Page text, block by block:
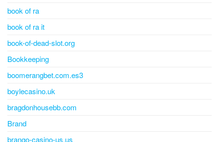
book of ra
book of ra it
book-of-dead-slot.org
Bookkeeping
boomerangbet.com.es3
boylecasino.uk
bragdonhousebb.com
Brand
brango-casino-us.us